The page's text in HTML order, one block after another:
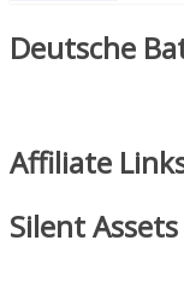
Deutsche
Affiliate
Silent